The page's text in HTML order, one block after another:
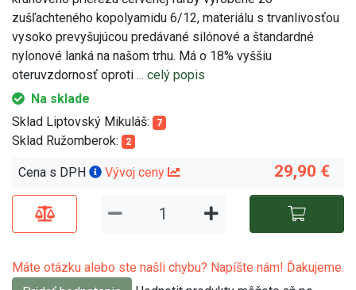
zušľachteného kopolyamidu 6/12, materiálu s trvanlivosťou
vysoko prevyšujúcou predávané silónové a štandardné
nylonové lanká na našom trhu. Má o 18% vyššiu
oteruvzdornosť oproti ... celý popis
Na sklade
Sklad Liptovský Mikuláš:
7
Sklad Ružomberok: 2
Cena s DPH 29,90 €
Vývoj ceny
Máte otázku alebo ste našli chybu? Napíšte nám! Ďakujeme.